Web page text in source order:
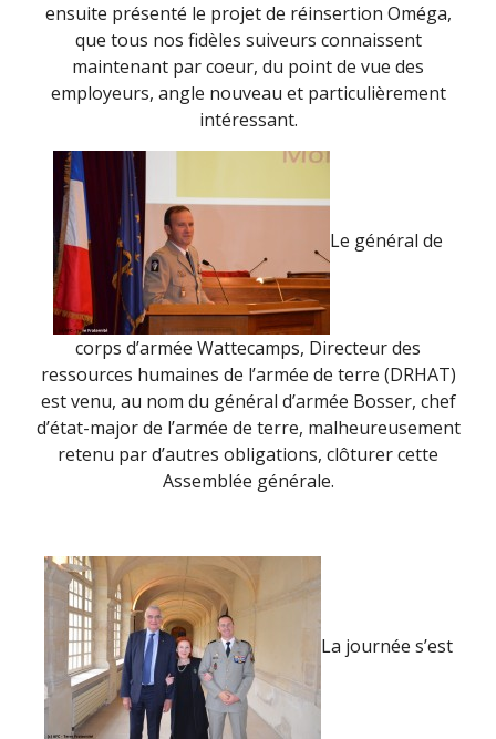
ensuite présenté le projet de réinsertion Oméga,
que tous nos fidèles suiveurs connaissent
maintenant par coeur, du point de vue des
employeurs, angle nouveau et particulièrement
intéressant.
Le général de
corps d’armée Wattecamps, Directeur des
ressources humaines de l’armée de terre (DRHAT)
est venu, au nom du général d’armée Bosser, chef
d’état-major de l’armée de terre, malheureusement
retenu par d’autres obligations, clôturer cette
Assemblée générale.
La journée s’est